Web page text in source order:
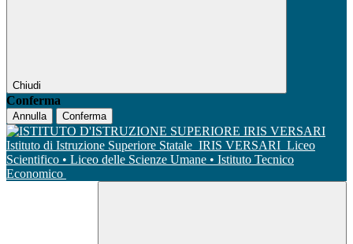
Chiudi
Conferma
Annulla Conferma
Istituto di Istruzione Superiore Statale IRIS VERSARI Liceo
Scientifico • Liceo delle Scienze Umane • Istituto Tecnico
Economico